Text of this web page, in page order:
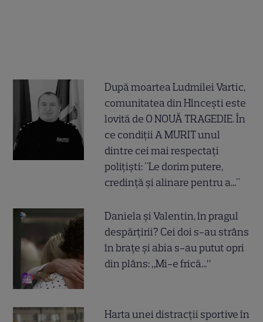
După moartea Ludmilei Vartic,
comunitatea din Hîncești este
lovită de O NOUĂ TRAGEDIE. În
ce condiții A MURIT unul
dintre cei mai respectați
polițiști: "Le dorim putere,
credință și alinare pentru a..."
Daniela și Valentin, în pragul
despărțirii? Cei doi s-au strâns
în brațe și abia s-au putut opri
din plâns: „Mi-e frică...”
Harta unei distracții sportive în